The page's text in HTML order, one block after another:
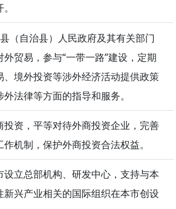
（自治县）人民政府及其有关部门
贸易，参与“一带一路”建设，定期
、境外投资等涉外经济活动提供政策
法律等方面的指导和服务。
投资，平等对待外商投资企业，完善
机制，保护外商投资合法权益。
立总部机构、研发中心，支持与本
新兴产业相关的国际组织在本市创设